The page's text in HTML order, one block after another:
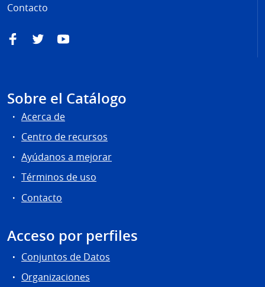
Contacto
FacebookTwitterYouTube
Sobre el Catálogo
Acerca de
Centro de recursos
Ayúdanos a mejorar
Términos de uso
Contacto
Acceso por perfiles
Conjuntos de Datos
Organizaciones